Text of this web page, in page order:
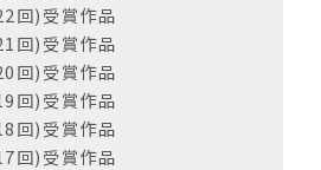
回)受賞作品
回)受賞作品
回)受賞作品
回)受賞作品
回)受賞作品
回)受賞作品